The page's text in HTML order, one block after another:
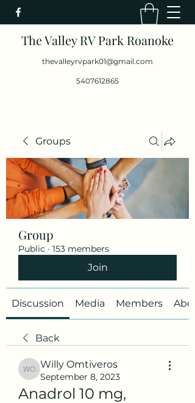
The Valley RV Park Roanoke
thevalleyrvpark01@gmail.com
5407612865
Groups
Group
Public · 153 members
Join
Discussion Media Members
Back
Willy Omtiveros
Willy Omtiveros
September 8, 2023
Anadrol 10 mg,